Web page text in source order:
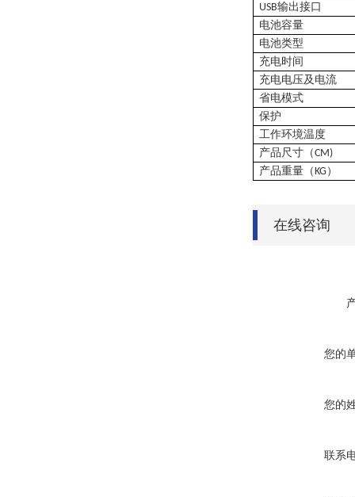
USB输出接口
电池容量
电池类型
充电时间
充电电压及电流
省电模式
保护
工作环境温度
产品尺寸（CM)
产品重量（KG ）
在线咨询
您的
您的
联系